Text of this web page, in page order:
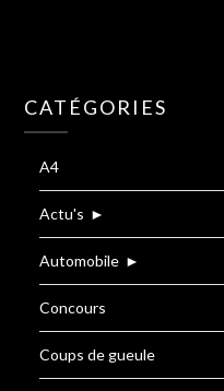
CATÉGORIES
A4
Actu's ►
Automobile ►
Concours
Coups de gueule